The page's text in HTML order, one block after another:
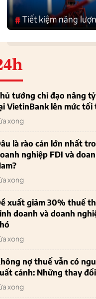
#Tiết kiệm năng
tướng chỉ đạo nâng
VietinBank lên mức tối
xong
là rào cản lớn nhất
nghiệp FDI và
xong
xuất giảm 30% thuế
doanh và doanh
xong
nợ thuế vẫn có
cảnh: Những thay
xong